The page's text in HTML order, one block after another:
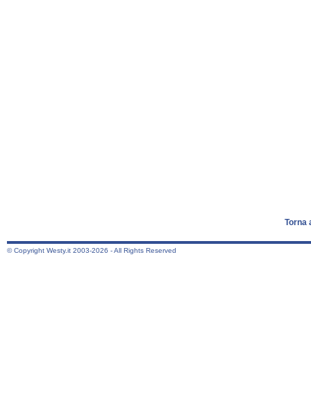
Torna
© Copyright Westy.it 2003-2026 - All Rights Reserved